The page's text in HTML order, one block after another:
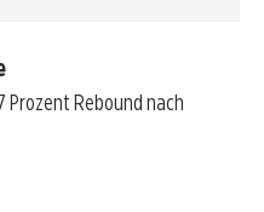
Rebound nach